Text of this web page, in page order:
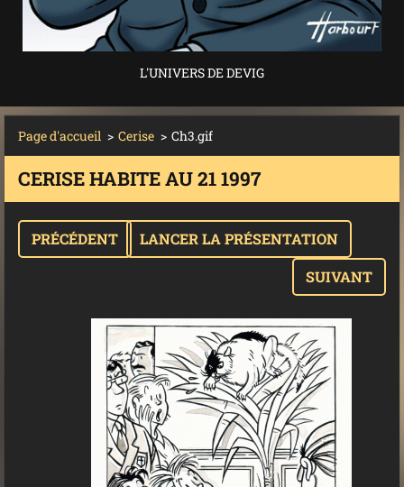
L'UNIVERS DE DEVIG
Page d'accueil > Cerise > Ch3.gif
CERISE HABITE AU 21 1997
PRÉCÉDENT
LANCER LA PRÉSENTATION
SUIVANT